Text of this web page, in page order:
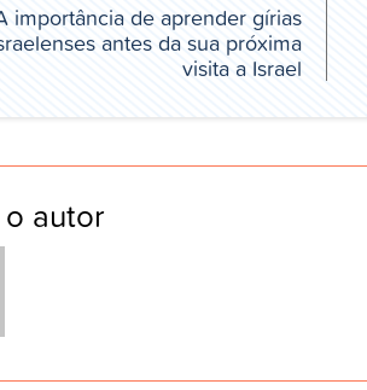
importância de aprender gírias
antes da sua próxima
visita a Israel
autor